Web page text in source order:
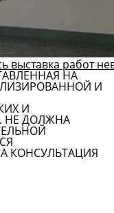
выставка работ
НА
И
И
НЕ ДОЛЖНА
КОНСУЛЬТАЦИЯ